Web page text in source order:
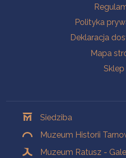
Polityka
Deklaracja
Mapa
Sklep
Siedziba
Muzeum Historii
Muzeum Ratusz -